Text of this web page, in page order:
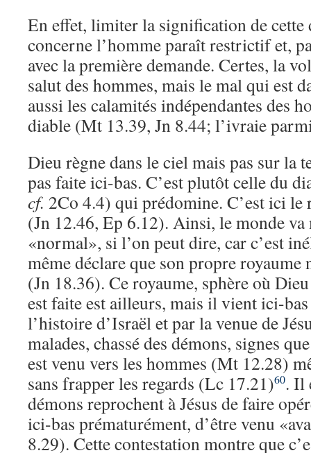
En effet, limiter la signification de cette
concerne l’homme paraît restrictif et,
avec la première demande. Certes, la
salut des hommes, mais le mal qui est
aussi les calamités indépendantes des
diable (Mt 13.39, Jn 8.44; l’ivraie
Dieu règne dans le ciel mais pas sur la
pas faite ici-bas. C’est plutôt celle du
cf. 2Co 4.4) qui prédomine. C’est ici le
(Jn 12.46, Ep 6.12). Ainsi, le monde va
«normal», si l’on peut dire, car c’est
même déclare que son propre royaume
(Jn 18.36). Ce royaume, sphère où
est faite est ailleurs, mais il vient ici-
l’histoire d’Israël et par la venue de
malades, chassé des démons, signes
est venu vers les hommes (Mt 12.28)
sans frapper les regards (Lc 17.21)60. Il
démons reprochent à Jésus de faire
ici-bas prématurément, d’être venu
8.29). Cette contestation montre que